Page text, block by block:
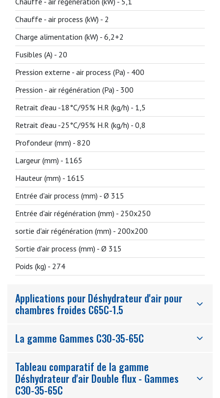
Chauffe - air process (kW) - 2
Charge alimentation (kW) - 6,2+2
Fusibles (A) - 20
Pression externe - air process (Pa) - 400
Pression - air régénération (Pa) - 300
Retrait d'eau -18°C/95% H.R (kg/h) - 1,5
Retrait d'eau -25°C/95% H.R (kg/h) - 0,8
Profondeur (mm) - 820
Largeur (mm) - 1165
Hauteur (mm) - 1615
Entrée d'air process (mm) - Ø 315
Entrée d'air régénération (mm) - 250x250
sortie d'air régénération (mm) - 200x200
Sortie d'air process (mm) - Ø 315
Poids (kg) - 274
Applications pour Déshydrateur d'air pour
chambres froides C65C-1.5
La gamme Gammes C30-35-65C
Tableau comparatif de la gamme
Déshydrateur d'air Double flux - Gammes
C30-35-65C